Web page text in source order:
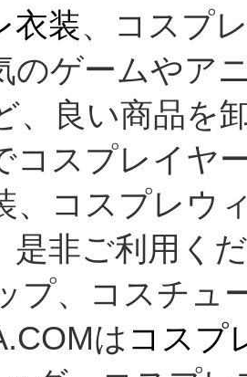
衣装、コスプ
のゲームやア
、良い商品を
コスプレイヤ
、コスプレウ
是非ご利用く
プ、コスチュ
は コスプ